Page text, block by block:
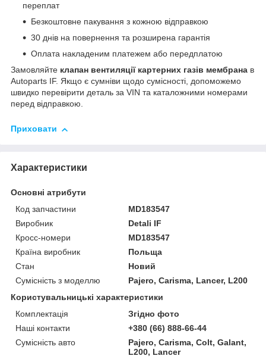
переплат
Безкоштовне пакування з кожною відправкою
30 днів на повернення та розширена гарантія
Оплата накладеним платежем або передплатою
Замовляйте клапан вентиляції картерних газів мембрана в
Autoparts IF. Якщо є сумніви щодо сумісності, допоможемо
швидко перевірити деталь за VIN та каталожними номерами
перед відправкою.
Приховати
Характеристики
Основні атрибути
Код запчастини
MD183547
Виробник
Detali IF
Кросс-номери
MD183547
Країна виробник
Польща
Стан
Новий
Сумісність з моделлю
Pajero, Carisma, Lancer, L200
Користувальницькі характеристики
Комплектація
Згідно фото
Наші контакти
+380 (66) 888-66-44
Сумісність авто
Pajero, Carisma, Colt, Galant,
L200, Lancer